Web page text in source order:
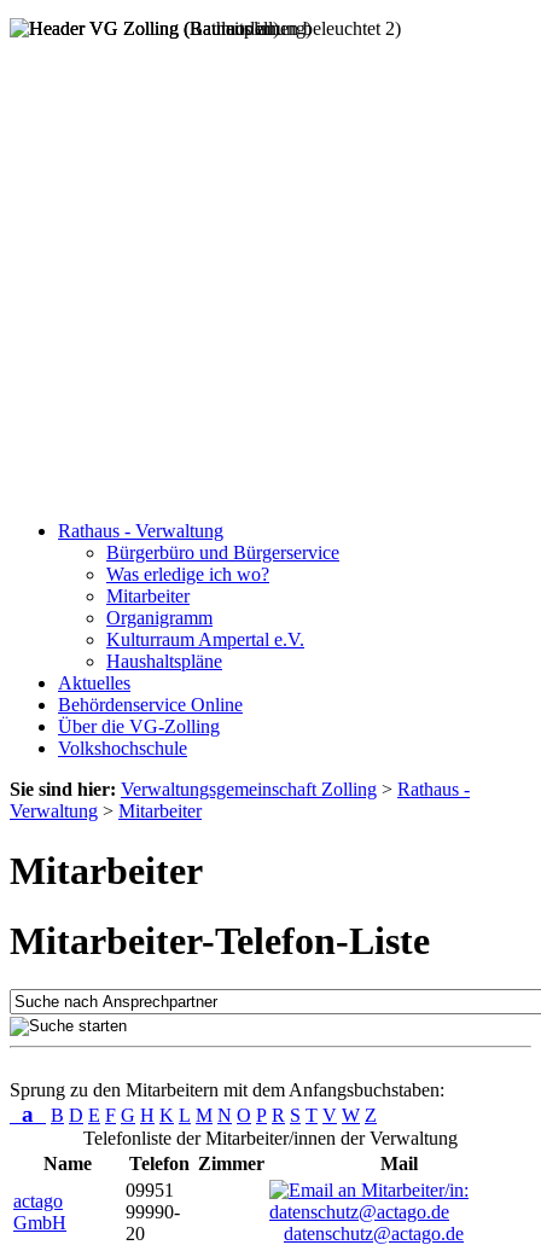
Rathaus - Verwaltung
Bürgerbüro und Bürgerservice
Was erledige ich wo?
Mitarbeiter
Organigramm
Kulturraum Ampertal e.V.
Haushaltspläne
Aktuelles
Behördenservice Online
Über die VG-Zolling
Volkshochschule
Sie sind hier: Verwaltungsgemeinschaft Zolling > Rathaus -
Verwaltung > Mitarbeiter
Mitarbeiter
Mitarbeiter-Telefon-Liste
Sprung zu den Mitarbeitern mit dem Anfangsbuchstaben:
a B D E F G H K L M N O P R S T V W Z
Telefonliste der Mitarbeiter/innen der Verwaltung
Name
Telefon Zimmer
Mail
actago
GmbH
09951
99990-
20
datenschutz@actago.de